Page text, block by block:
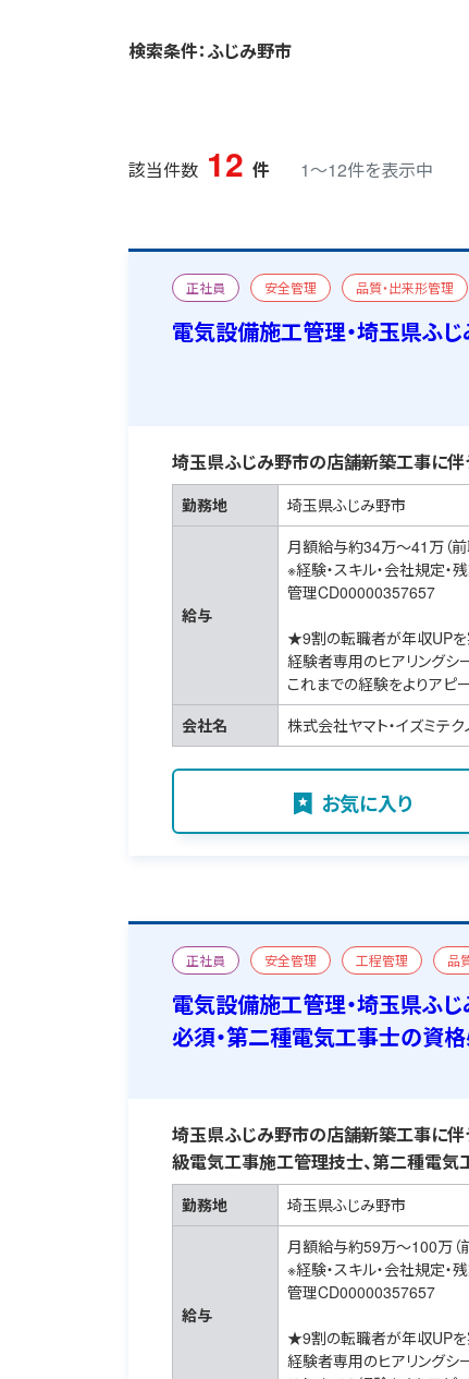
検索条件：ふじみ野市
該当件数 12 件 1〜12件を表示中
正社員 安全管理 品質・出来形管理
宿舎あり
電気設備施工管理・埼玉県ふ
埼玉県ふじみ野市の店舗新築工事に伴
勤務地 埼玉県ふじみ野市
給与
月額給与約34万～41万（前
※経験・スキル・会社規定・
管理CD00000357657
★9割の転職者が年収UPを
経験者専用のヒアリングシ
これまでの経験をよりアピ
会社名
株式会社ヤマト・イズミテク
お気に入り
正社員 安全管理 工程管理 品
新築
新築 第二種電気工事士
電気設備施工管理・埼玉県ふ
必須・第二種電気工事士の資
埼玉県ふじみ野市の店舗新築工事に伴
級電気工事施工管理技士、第二種電気
勤務地 埼玉県ふじみ野市
給与
月額給与約59万～100万（
※経験・スキル・会社規定・
管理CD00000357657
★9割の転職者が年収UPを
経験者専用のヒアリングシ